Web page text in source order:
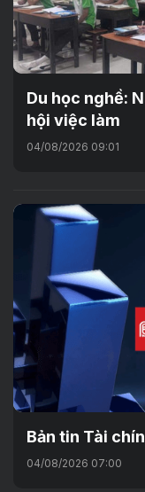
Du học nghề:
hội việc làm
04/08/2026 09:01
Bản tin Tài
04/08/2026 07:00